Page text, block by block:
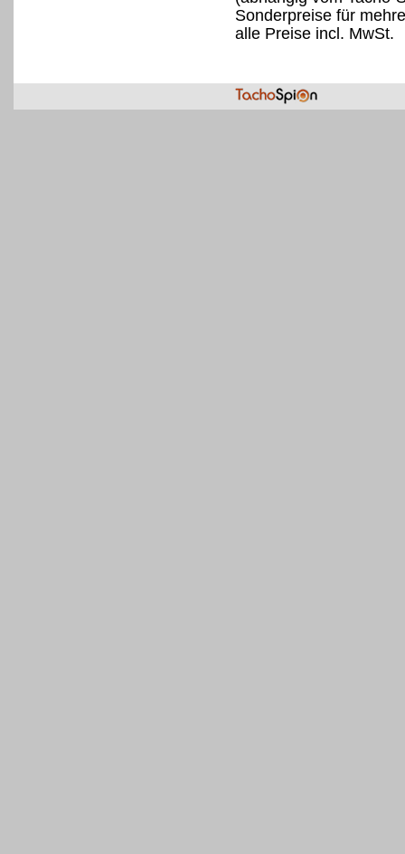
Sonderpreise für
alle Preise incl. MwSt.